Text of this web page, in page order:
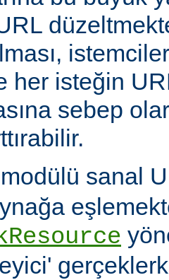
her isteğin
sebep
modülü sanal